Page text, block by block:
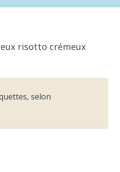
risotto crémeux
selon